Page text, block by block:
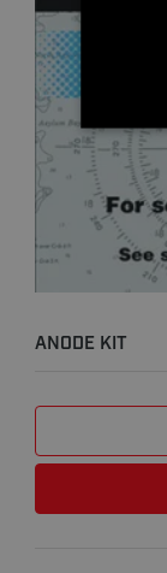
ANODE KIT